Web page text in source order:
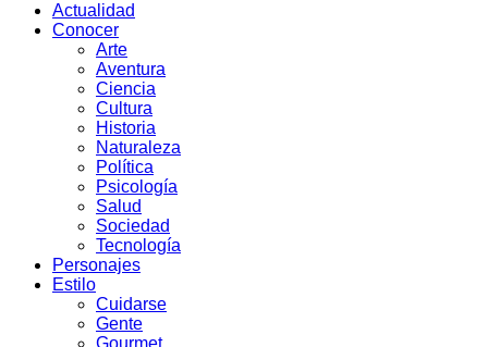
Actualidad
Conocer
Arte
Aventura
Ciencia
Cultura
Historia
Naturaleza
Política
Psicología
Salud
Sociedad
Tecnología
Personajes
Estilo
Cuidarse
Gente
Gourmet